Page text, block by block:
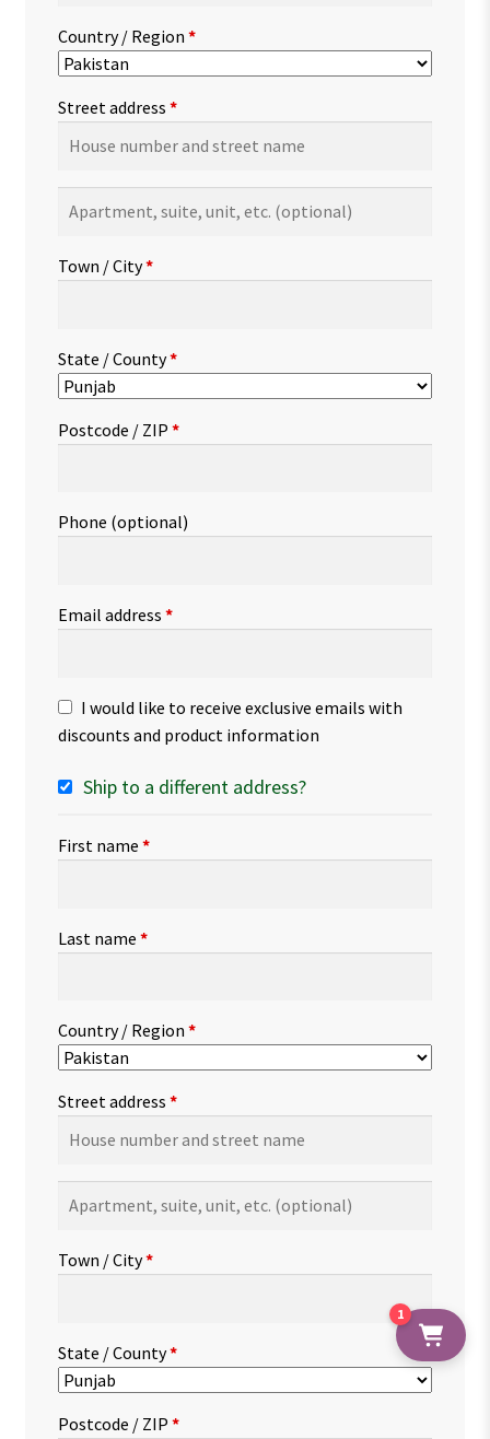
Country / Region *
Street address *
suite,
etc.(optional)
Town / City*
State / County*
Postcode / ZIP *
Phone (optional)
Email address *
I would like to receive exclusive emails with
discounts and product information
Ship to a different address?
First name *
Last name *
Country / Region *
Street address *
suite,
etc.(optional)
Town / City*
State / County*
Postcode / ZIP *
1